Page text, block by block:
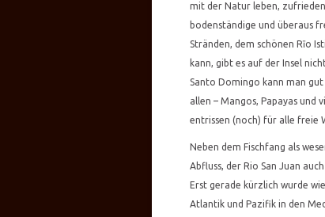
mit der Natur leben,
bodenständige und überaus
Stränden, dem schönen Rīo
kann, gibt es auf der Insel
Santo Domingo kann man
allen – Mangos, Papayas und
entrissen (noch) für alle freie
Neben dem Fischfang als
Abfluss, der Rio San Juan
Erst gerade kürzlich wurde
Atlantik und Pazifik in den